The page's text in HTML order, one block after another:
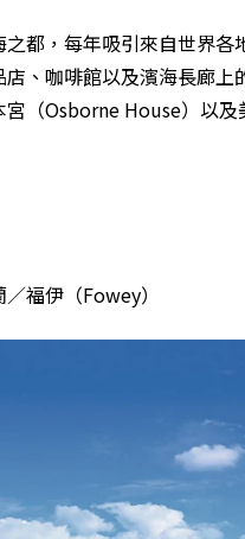
都，每年吸引來自世界
、咖啡館以及濱海長廊
（Osborne House）以及
福伊（Fowey）